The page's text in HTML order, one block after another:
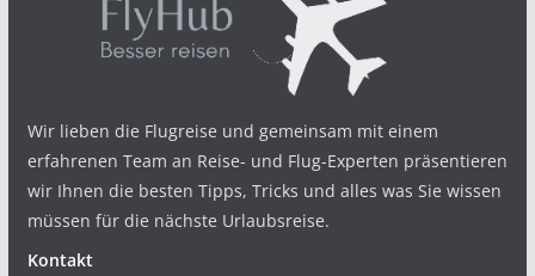
Wir lieben die Flugreise und gemeinsam mit einem
erfahrenen Team an Reise- und Flug-Experten präsentieren
wir Ihnen die besten Tipps, Tricks und alles was Sie wissen
müssen für die nächste Urlaubsreise.
Kontakt